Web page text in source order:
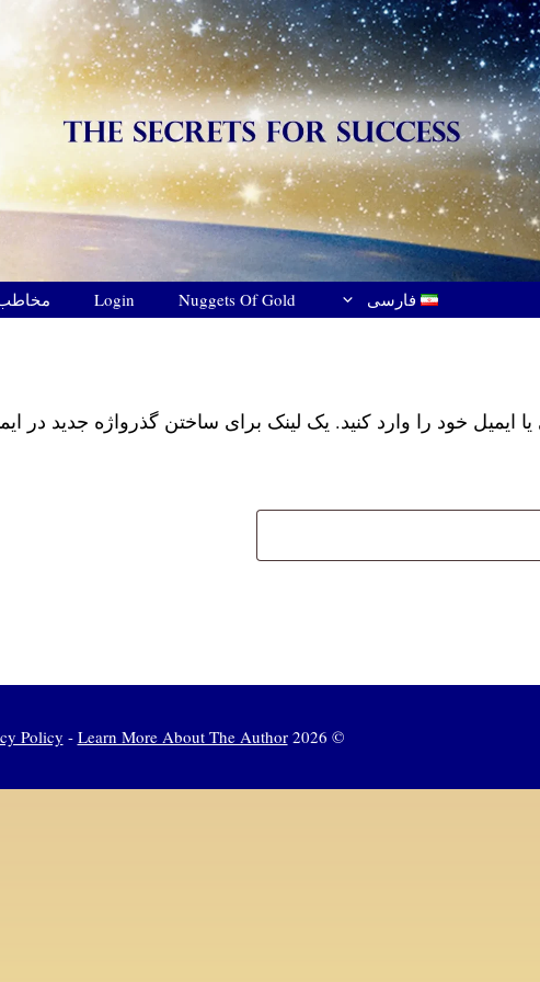
فارسی
Deutsch
Shqip
Nuggets Of Gold
Login
ایمیل خود را وارد کنید. یک لینک برای ساختن گذرواژه جدید در
© 2026 Nuggets of Gold - All Rights Reserved.
Policy - Learn More About The Author